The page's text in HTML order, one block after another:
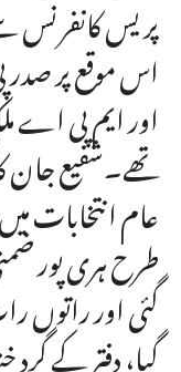
پریس
اس موقع پر صدر
اور ایم پی اے
تھے۔شفیع جان
عام انتخابات
طرح ہری پور
گئی اور راتوں
گیا، دفتر کے